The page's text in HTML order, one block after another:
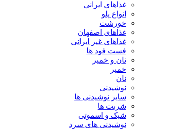
غذاهای ایرانی
انواع پلو
خورشت
غذاهای اصفهان
غذاهای غیر ایرانی
فست فود ها
نان و خمیر
خمیر
نان
نوشیدنی
سایر نوشیدنی ها
شربت ها
شیک و اسموتی
نوشیدنی های سرد